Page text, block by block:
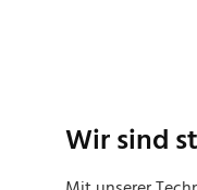
Wir sind